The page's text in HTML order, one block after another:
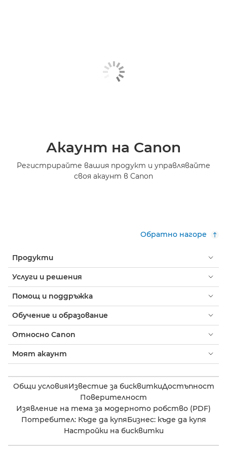
Акаунт на Canon
Регистрирайте вашия продукт и управлявайте
своя акаунт в Canon
Обратно нагоре
Продукти
Услуги и решения
Помощ и поддръжка
Обучение и образование
Относно Canon
Моят акаунт
Общи условияИзвестие за бисквиткиДостъпност
Поверителност
Изявление на тема за модерното робство (PDF)
Потребител: Къде да купяБизнес: къде да купя
Настройки на бисквитки